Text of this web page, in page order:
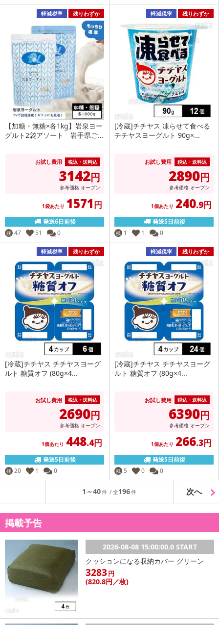
軽減税率 残りわずか
【加糖・無糖×各1kg】岩泉ヨー
グルト2袋アソート 岩手県ご...
お試し費用 税込・送料込
3142円
参考価格 オープン
1袋あたり 1571円
発送6日前後
残 47 51 0
軽減税率 残りわずか
[冷蔵]チチヤス 凍らせて食べる
チチヤスヨーグルト 90g×...
お試し費用 税込・送料込
2890円
参考価格 オープン
1個あたり 240.9円
発送5日前後
残 1 1 0
軽減税率 残りわずか
[冷蔵]チチヤス チチヤスヨーグ
ルト 糖質オフ (80g×4...
お試し費用 税込・送料込
2690円
参考価格 オープン
1個あたり 448.4円
発送5日前後
残 20 1 0
軽減税率 残りわずか
[冷蔵]チチヤス チチヤスヨーグ
ルト 糖質オフ (80g×4...
お試し費用 税込・送料込
6390円
参考価格 オープン
1個あたり 266.3円
発送5日前後
残 5 0 0
1～40 196 次へ
掲載予告
2026-08-08 15:00:00.0 START
クッションになる収納カバー グリーン
3283円
(820.8円／枚)